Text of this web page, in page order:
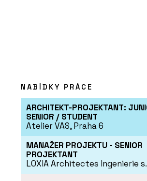
PRODUKTY
NABÍDKY PRÁCE
ARCHITEKT-PROJEKTANT:
SENIOR / STUDENT
Atelier VAS, Praha 6
MANAŽER PROJEKTU - SENIOR
PROJEKTANT
LOXIA Architectes Ingenierie